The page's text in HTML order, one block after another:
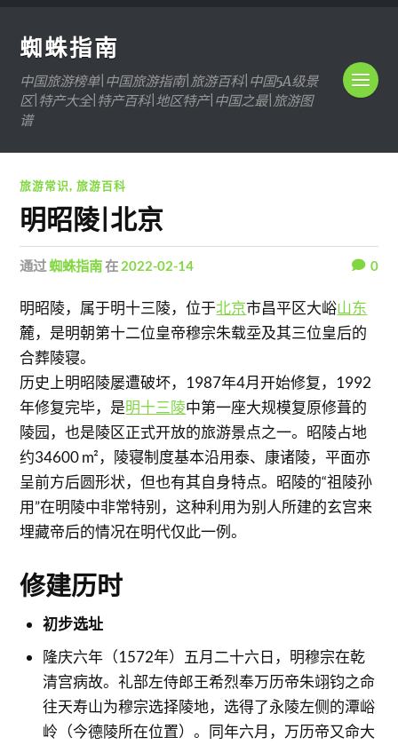
蜘蛛指南
中国旅游榜单|中国旅游指南|旅游百科|中国5A级景
区|特产大全|特产百科|地区特产|中国之最|旅游图
谱
旅游常识,旅游百科
明昭陵|北京
通过蜘蛛指南在 2022-02-14 0
明昭陵，属于明十三陵，位于北京市昌平区大峪山东
麓，是明朝第十二位皇帝穆宗朱载坖及其三位皇后的
合葬陵寝。
历史上明昭陵屡遭破坏，1987年4月开始修复，1992
年修复完毕，是明十三陵中第一座大规模复原修葺的
陵园，也是陵区正式开放的旅游景点之一。昭陵占地
约34600 m²，陵寝制度基本沿用泰、康诸陵，平面亦
呈前方后圆形状，但也有其自身特点。昭陵的“祖陵孙
用”在明陵中非常特别，这种利用为别人所建的玄宫来
埋藏帝后的情况在明代仅此一例。
修建历时
初步选址
隆庆六年（1572年）五月二十六日，明穆宗在乾
清宫病故。礼部左侍郎王希烈奉万历帝朱翊钧之命
往天寿山为穆宗选择陵地，选得了永陵左侧的潭峪
岭（今德陵所在位置）。同年六月，万历帝又命大